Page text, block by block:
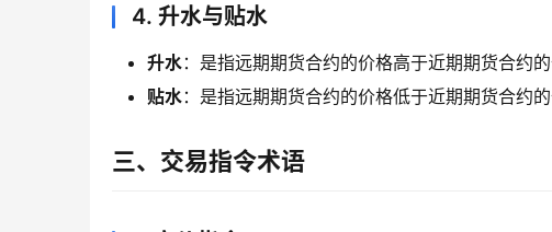
4. 升水与贴水
升水：是指远期期货合约的价格高于近期期货合约
贴水：是指远期期货合约的价格低于近期期货合约
三、交易指令术语